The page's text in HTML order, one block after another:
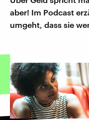
aber! Im Podcast
umgeht, dass sie